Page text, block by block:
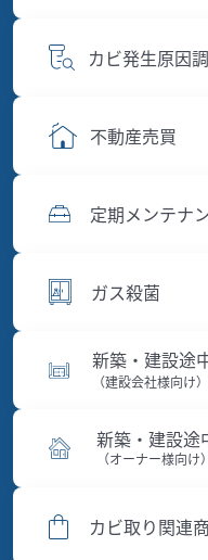
カビ発生原因
不動産売買
定期メンテナ
ガス殺菌
新築・建設途
（建設会社様向け）
新築・建設途
（オーナー様向け）
カビ取り関連